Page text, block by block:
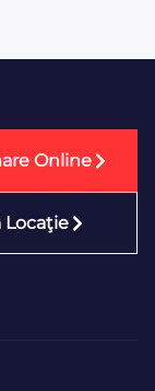
Online
Locaţie